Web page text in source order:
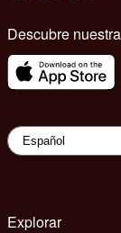
Descubre
Explorar